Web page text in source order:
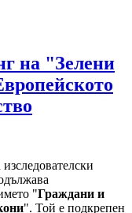
на "Зелени
"Граждани и
". Той е подкрепен